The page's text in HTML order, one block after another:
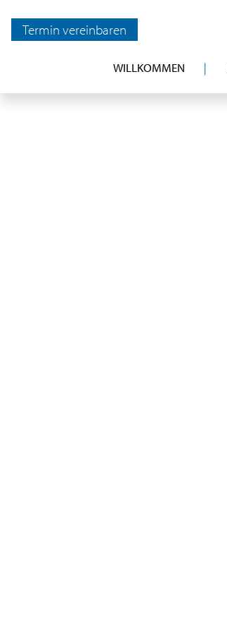
Termin vereinbaren
WILLKOMMEN